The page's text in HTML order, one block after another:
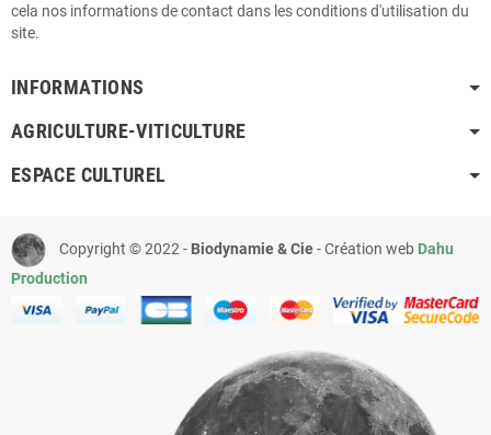
cela nos informations de contact dans les conditions d'utilisation du
site.
INFORMATIONS
AGRICULTURE-VITICULTURE
ESPACE CULTUREL
Copyright © 2022 - Biodynamie & Cie- Création web Dahu
Production